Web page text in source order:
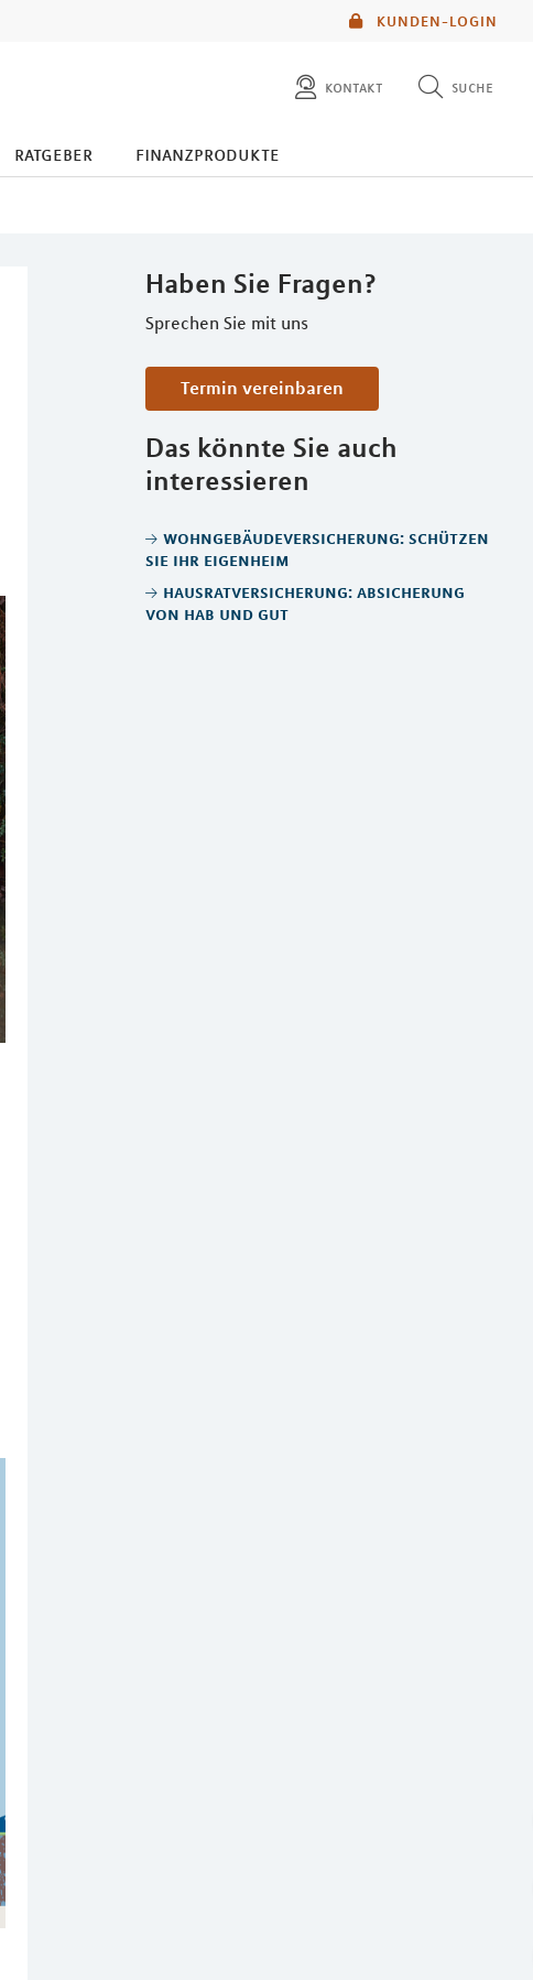
KUNDEN-LOGIN
kontakt suche
diese website durchsuchen
ratgeber finanzprodukte
Haben Sie Fragen?
Sprechen Sie mit uns
Termin vereinbaren
Das könnte Sie auch
interessieren
wohngebäudeversicherung: schützen
sie ihr eigenheim
hausratversicherung: absicherung
von hab und gut